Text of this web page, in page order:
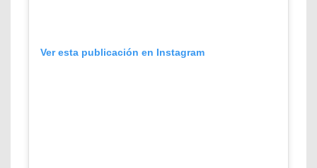
Ver esta publicación en Instagram